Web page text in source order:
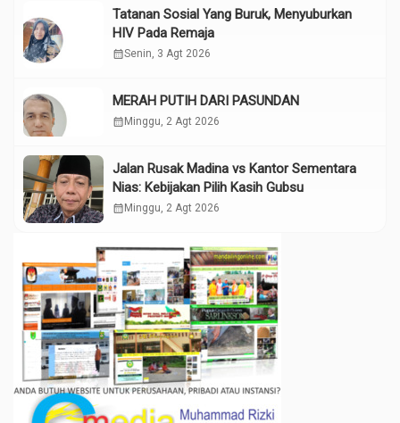
Tatanan Sosial Yang Buruk, Menyuburkan
HIV Pada Remaja
calendar_monthSenin, 3 Agt 2026
MERAH PUTIH DARI PASUNDAN
calendar_month Minggu, 2 Agt 2026
Jalan Rusak Madina vs Kantor Sementara
Nias: Kebijakan Pilih Kasih Gubsu
calendar_month Minggu, 2 Agt 2026